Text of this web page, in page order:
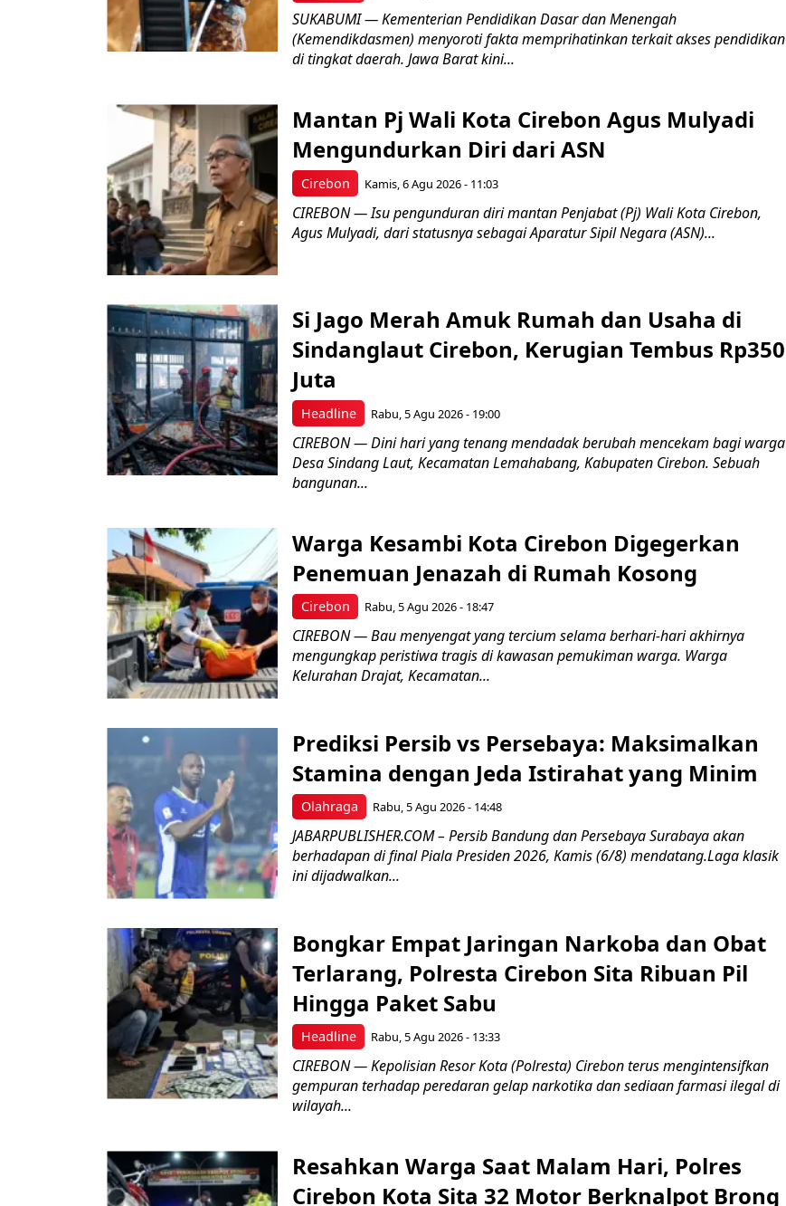
SUKABUMI — Kementerian Pendidikan Dasar dan Menengah
(Kemendikdasmen) menyoroti fakta memprihatinkan terkait akses pendidikan
di tingkat daerah. Jawa Barat kini...
Cirebon
Mantan Pj Wali Kota Cirebon Agus Mulyadi
Mengundurkan Diri dari ASN
Kamis, 6 Agu 2026 - 11:03
CIREBON — Isu pengunduran diri mantan Penjabat (Pj) Wali Kota Cirebon,
Agus Mulyadi, dari statusnya sebagai Aparatur Sipil Negara (ASN)...
Headline
Si Jago Merah Amuk Rumah dan Usaha di
Sindanglaut Cirebon, Kerugian Tembus Rp350
Juta
Rabu, 5 Agu 2026 - 19:00
CIREBON — Dini hari yang tenang mendadak berubah mencekam bagi warga
Desa Sindang Laut, Kecamatan Lemahabang, Kabupaten Cirebon. Sebuah
bangunan...
Cirebon
Warga Kesambi Kota Cirebon Digegerkan
Penemuan Jenazah di Rumah Kosong
Rabu, 5 Agu 2026 - 18:47
CIREBON — Bau menyengat yang tercium selama berhari-hari akhirnya
mengungkap peristiwa tragis di kawasan pemukiman warga. Warga
Kelurahan Drajat, Kecamatan...
Olahraga
Prediksi Persib vs Persebaya: Maksimalkan
Stamina dengan Jeda Istirahat yang Minim
Rabu, 5 Agu 2026 - 14:48
JABARPUBLISHER.COM – Persib Bandung dan Persebaya Surabaya akan
berhadapan di final Piala Presiden 2026, Kamis (6/8) mendatang.Laga klasik
ini dijadwalkan...
Headline
Bongkar Empat Jaringan Narkoba dan Obat
Terlarang, Polresta Cirebon Sita Ribuan Pil
Hingga Paket Sabu
Rabu, 5 Agu 2026 - 13:33
​CIREBON — Kepolisian Resor Kota (Polresta) Cirebon terus mengintensifkan
gempuran terhadap peredaran gelap narkotika dan sediaan farmasi ilegal di
wilayah...
Resahkan Warga Saat Malam Hari, Polres
Cirebon Kota Sita 32 Motor Berknalpot Brong